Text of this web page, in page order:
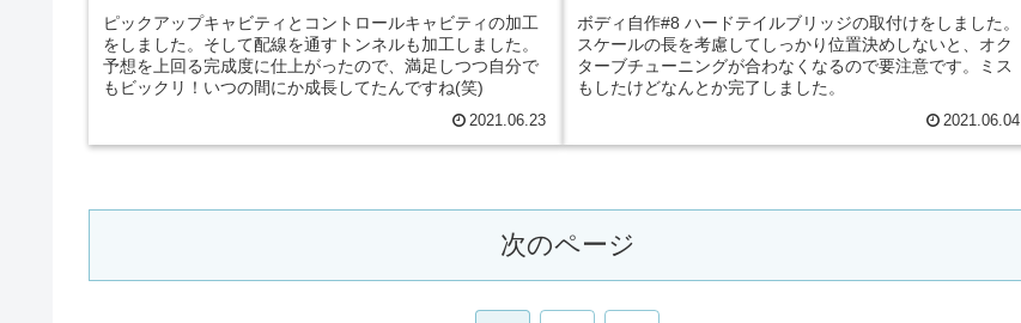
ピックアップキャビティとコントロールキャビティの加工
をしました。そして配線を通すトンネルも加工しました。
予想を上回る完成度に仕上がったので、満足しつつ自分で
もビックリ！いつの間にか成長してたんですね(笑)
2021.06.23
ボディ自作#8 ハードテイルブリッジの取付けをしました。
スケールの長を考慮してしっかり位置決めしないと、オク
ターブチューニングが合わなくなるので要注意です。ミス
もしたけどなんとか完了しました。
2021.06.04
次のページ